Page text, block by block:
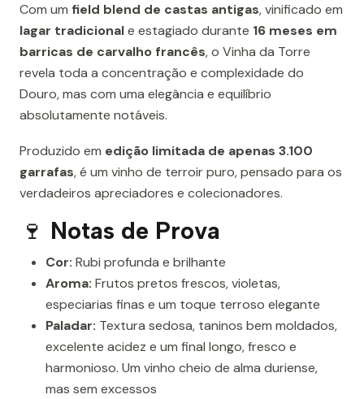
Com um field blend de castas antigas, vinificado em
lagar tradicionale estagiado durante 16 meses em
barricas de carvalho francês, o Vinha da Torre
revela toda a concentração e complexidade do
Douro, mas com uma elegância e equilíbrio
absolutamente notáveis.
Produzido em edição limitada de apenas 3.100
garrafas, é um vinho de terroir puro, pensado para os
verdadeiros apreciadores e colecionadores.
🍷 Notas de Prova
Cor: Rubi profunda e brilhante
Aroma: Frutos pretos frescos, violetas,
especiarias finas e um toque terroso elegante
Paladar: Textura sedosa, taninos bem moldados,
excelente acidez e um final longo, fresco e
harmonioso. Um vinho cheio de alma duriense,
mas sem excessos